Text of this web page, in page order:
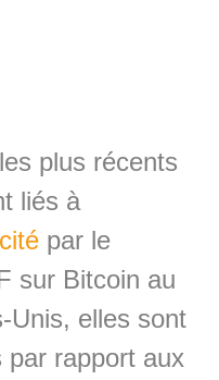
plus récents
liés à
par le
sur Bitcoin au
Unis, elles sont
par rapport aux